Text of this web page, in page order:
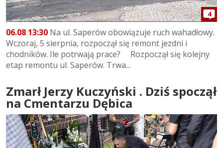
4
06.08 13:30 Na ul. Saperów obowiązuje ruch wahadłowy.
Wczoraj, 5 sierpnia, rozpoczął się remont jezdni i
chodników. Ile potrwają prace? Rozpoczął się kolejny
etap remontu ul. Saperów. Trwa...
Zmarł Jerzy Kuczyński . Dziś spoczął
na Cmentarzu Dębica